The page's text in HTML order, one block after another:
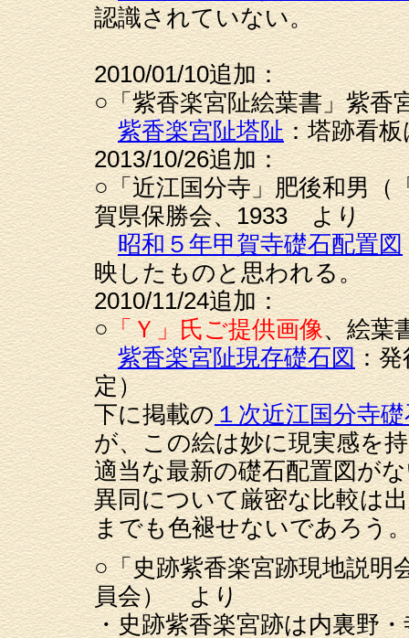
認識されていない。
2010/01/10追加：
○「紫香楽宮阯絵葉書」紫香
紫香楽宮阯塔阯：塔跡看
2013/10/26追加：
○「近江国分寺」肥後和男
賀県保勝会、1933 より
昭和５年甲賀寺礎石配置図
映したものと思われる。
2010/11/24追加：
○「Ｙ」氏ご提供画像、絵葉
紫香楽宮阯現存礎石図：発
定）
下に掲載の１次近江国分寺
が、この絵は妙に現実感を
適当な最新の礎石配置図が
異同について厳密な比較は
までも色褪せないであろう
○「史跡紫香楽宮跡現地説明
員会） より
・史跡紫香楽宮跡は内裏野